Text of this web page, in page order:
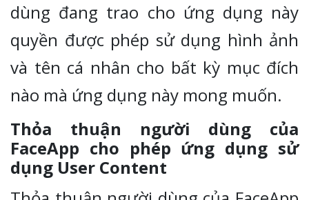
dùng đang trao cho ứng dụng này
quyền được phép sử dụng hình ảnh
và tên cá nhân cho bất kỳ mục đích
nào mà ứng dụng này mong muốn.
Thỏa thuận người dùng của
FaceApp cho phép ứng dụng sử
dụng User Content